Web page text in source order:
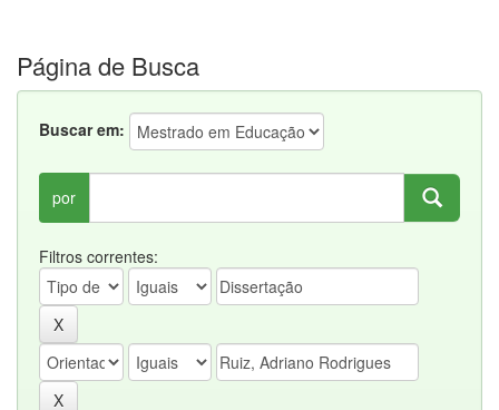
Página de Busca
Buscar em:
por
Filtros correntes: